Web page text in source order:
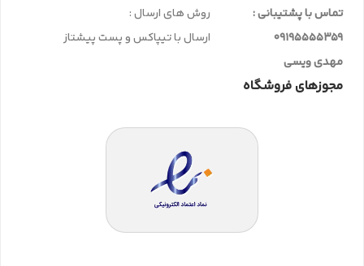
تماس با پشتیبانی :
09195555359
مهدی ویسی
روش های ارسال :
ارسال با تیپاکس و پست پیشتاز
مجوزهای فروشگاه